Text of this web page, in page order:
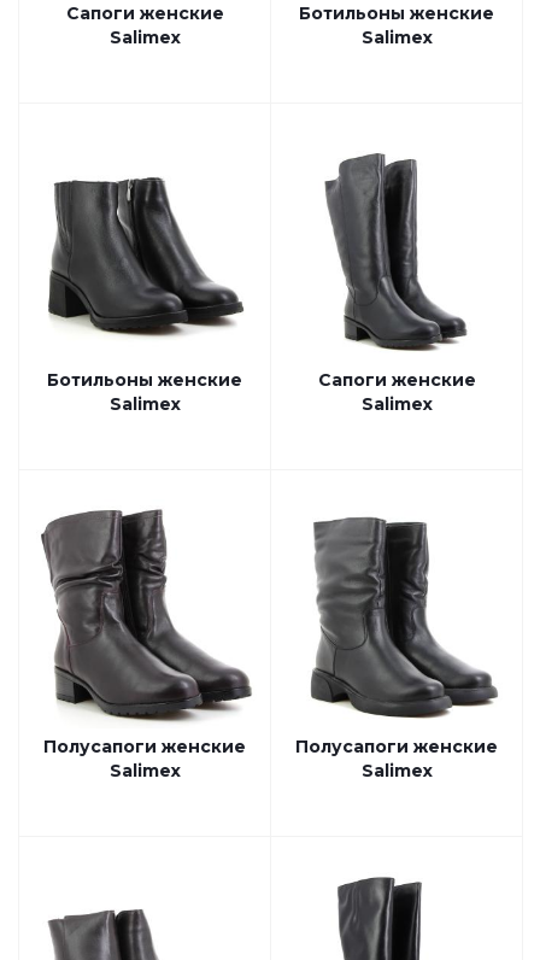
Сапоги женские
Salimex
Ботильоны женские
Salimex
Ботильоны женские
Salimex
Сапоги женские
Salimex
Полусапоги женские
Salimex
Полусапоги женские
Salimex